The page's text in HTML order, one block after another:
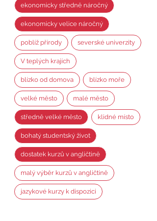
ekonomicky středně náročný
ekonomicky velice náročný
poblíž přírody severské univerzity
V teplých krajích
blízko od domova blízko moře
velké město malé město
středně velké město klidné místo
bohatý studentský život
dostatek kurzů v angličtině
malý výběr kurzů v angličtině
jazykové kurzy k dispozici